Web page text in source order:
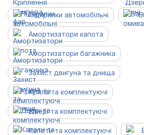
Підкрилки автомобільні
Амортизатори капота
Амортизатори багажника
Захист двигуна та днища
Крила та комплектуючі
Двері та комплектуючі
Капоти та комплектуючі